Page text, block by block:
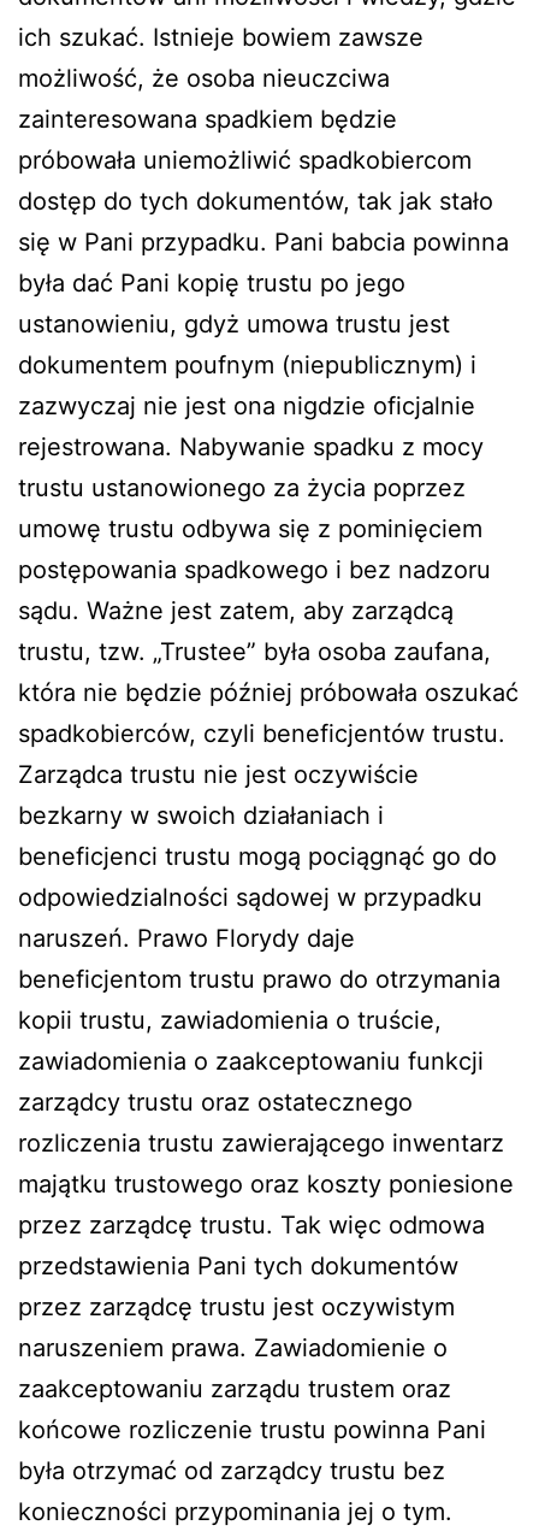
ich szukać. Istnieje bowiem zawsze
możliwość, że osoba nieuczciwa
zainteresowana spadkiem będzie
próbowała uniemożliwić spadkobiercom
dostęp do tych dokumentów, tak jak stało
się w Pani przypadku. Pani babcia powinna
była dać Pani kopię trustu po jego
ustanowieniu, gdyż umowa trustu jest
dokumentem poufnym (niepublicznym) i
zazwyczaj nie jest ona nigdzie oficjalnie
rejestrowana. Nabywanie spadku z mocy
trustu ustanowionego za życia poprzez
umowę trustu odbywa się z pominięciem
postępowania spadkowego i bez nadzoru
sądu. Ważne jest zatem, aby zarządcą
trustu, tzw. „Trustee” była osoba zaufana,
która nie będzie później próbowała oszukać
spadkobierców, czyli beneficjentów trustu.
Zarządca trustu nie jest oczywiście
bezkarny w swoich działaniach i
beneficjenci trustu mogą pociągnąć go do
odpowiedzialności sądowej w przypadku
naruszeń. Prawo Florydy daje
beneficjentom trustu prawo do otrzymania
kopii trustu, zawiadomienia o truście,
zawiadomienia o zaakceptowaniu funkcji
zarządcy trustu oraz ostatecznego
rozliczenia trustu zawierającego inwentarz
majątku trustowego oraz koszty poniesione
przez zarządcę trustu. Tak więc odmowa
przedstawienia Pani tych dokumentów
przez zarządcę trustu jest oczywistym
naruszeniem prawa. Zawiadomienie o
zaakceptowaniu zarządu trustem oraz
końcowe rozliczenie trustu powinna Pani
była otrzymać od zarządcy trustu bez
konieczności przypominania jej o tym.